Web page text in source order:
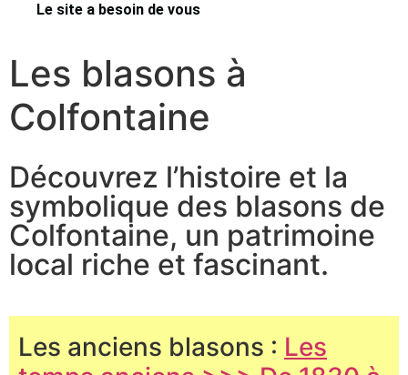
Le site a besoin de vous
Les blasons à
Colfontaine
Découvrez l’histoire et la
symbolique des blasons de
Colfontaine, un patrimoine
local riche et fascinant.
Les anciens blasons : Les